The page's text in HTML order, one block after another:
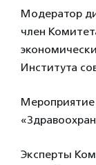
Модератор
член
Института
Мероприятие
Эксперты